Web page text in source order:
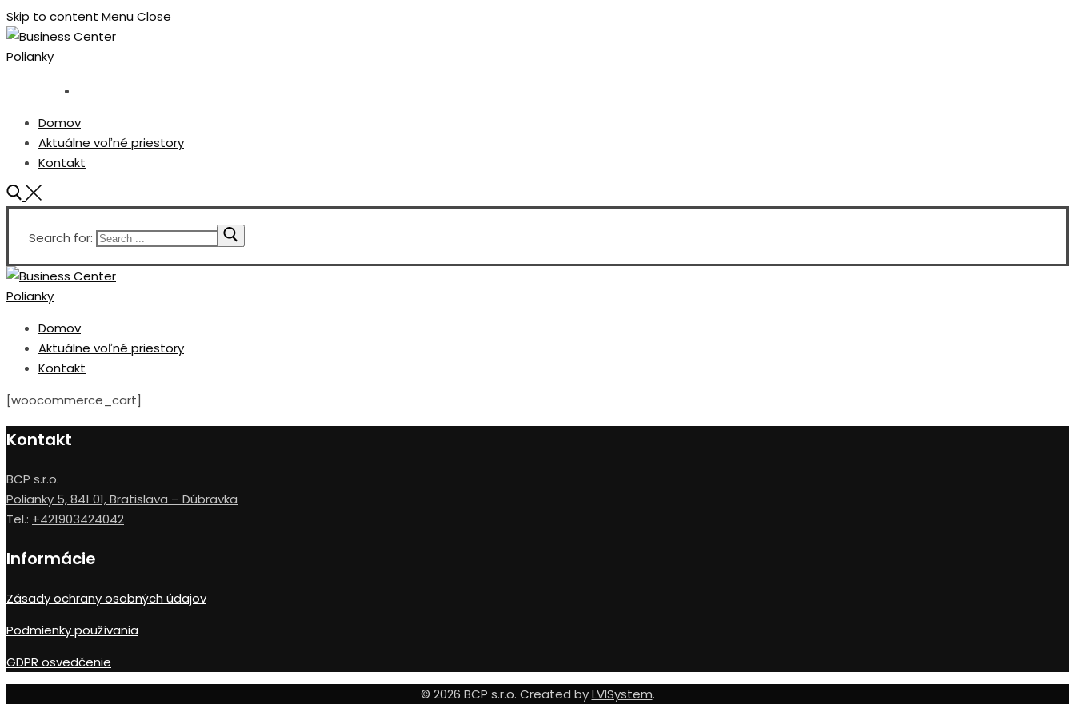
Skip to content MenuClose
Domov
Aktuálne voľné priestory
Kontakt
Search for:
Domov
Aktuálne voľné priestory
Kontakt
[woocommerce_cart]
Kontakt
BCP s.r.o.
Polianky 5, 841 01, Bratislava – Dúbravka
Tel.: +421903424042
Informácie
Zásady ochrany osobných údajov
Podmienky používania
GDPR osvedčenie
© 2026 BCP s.r.o. Created byLVISystem.